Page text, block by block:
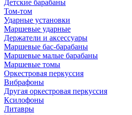
Детские барабаны
Том-том
Ударные установки
Маршевые ударные
Держатели и аксессуары
Маршевые бас-барабаны
Маршевые малые барабаны
Маршевые томы
Оркестровая перкуссия
Вибрафоны
Другая оркестровая перкуссия
Ксилофоны
Литавры